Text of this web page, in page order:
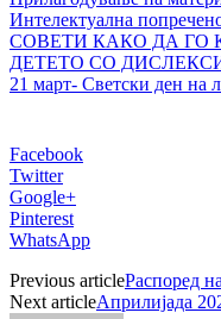
Интелектуална
СОВЕТИ КАКО ДА ГО
ДЕТЕТО СО
21 март- Светски ден на
Facebook
Twitter
Google+
Pinterest
WhatsApp
Previous articleРаспоред
Next articleАприлијада